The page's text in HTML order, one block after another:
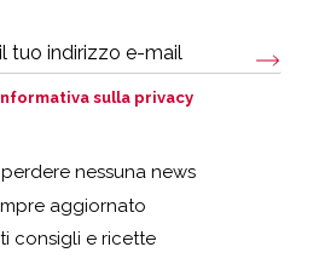
sulla privacy
nessuna news
aggiornato
consigli e ricette